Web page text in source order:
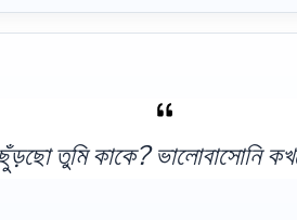
ছুঁড়ছো তুমি কাকে? ভালোবাসোনি